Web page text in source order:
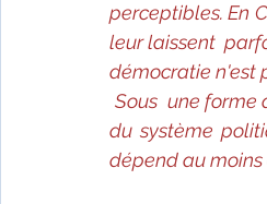
perceptibles. En
leur laissent
démocratie n'est
Sous  une
du système
dépend au